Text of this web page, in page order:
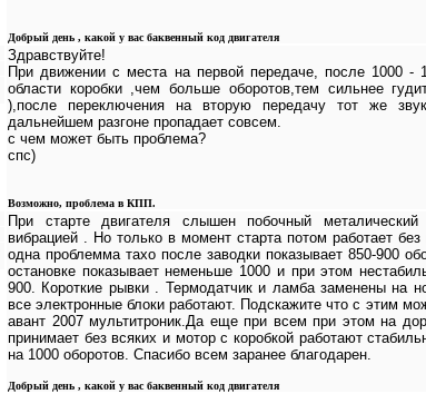
Добрый день , какой у вас баквенный код двигателя
Здравствуйте!
При движении с места на первой передаче, после 1000 -
области коробки ,чем больше оборотов,тем сильнее
),после переключения на вторую передачу тот же
дальнейшем разгоне пропадает совсем.
с чем может быть проблема?
спс)
Возможно, проблема в КПП.
При старте двигателя слышен побочный
вибрацией . Но только в момент старта потом работает
одна проблемма тахо после заводки показывает 850-900
остановке показывает неменьше 1000 и при этом
900. Короткие рывки . Термодатчик и ламба заменены на
все электронные блоки работают. Подскажите что с этим
авант 2007 мультитроник.Да еще при всем при этом на
принимает без всяких и мотор с коробкой работают
на 1000 оборотов. Спасибо всем заранее благодарен.
Добрый день , какой у вас баквенный код двигателя